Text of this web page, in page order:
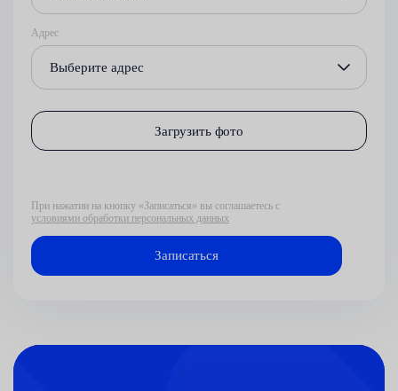
Адрес
Выберите адрес
Загрузить фото
При нажатии на кнопку «Записаться» вы соглашаетесь с
условиями обработки персональных данных